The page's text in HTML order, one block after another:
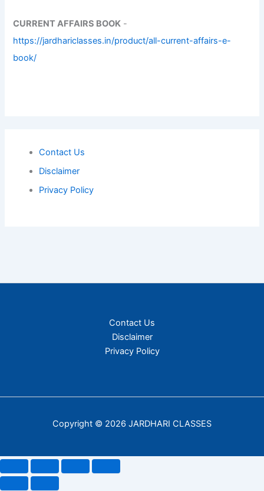
CURRENT AFFAIRS BOOK -
https://jardhariclasses.in/product/all-current-affairs-e-
book/
Contact Us
Disclaimer
Privacy Policy
Contact Us
Disclaimer
Privacy Policy
Copyright © 2026 JARDHARI CLASSES